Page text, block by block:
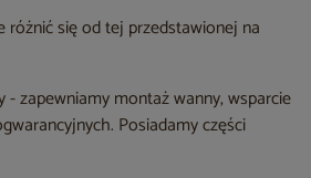
różnić się od tej przedstawionej na
zapewniamy montaż wanny, wsparcie
Posiadamy części